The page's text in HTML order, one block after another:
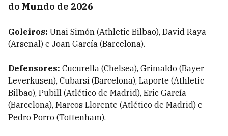
do Mundo de 2026
Goleiros: Unai Simón (Athletic Bilbao), David Raya
(Arsenal) e Joan García (Barcelona).
Defensores: Cucurella (Chelsea), Grimaldo (Bayer
Leverkusen), Cubarsí (Barcelona), Laporte (Athletic
Bilbao), Pubill (Atlético de Madrid), Eric García
(Barcelona), Marcos Llorente (Atlético de Madrid) e
Pedro Porro (Tottenham).